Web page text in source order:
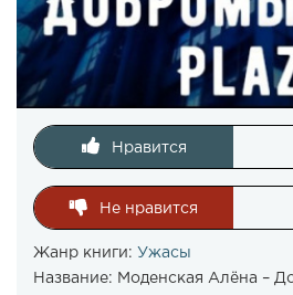
Нравится
Не нравится
Жанр книги: Ужасы
Название: Моденская Алёна –